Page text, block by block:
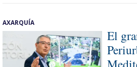
AXARQUÍA
El